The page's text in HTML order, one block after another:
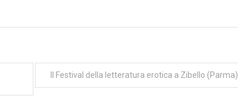
Il Festival della letteratura erotica a Zibello (Parma)